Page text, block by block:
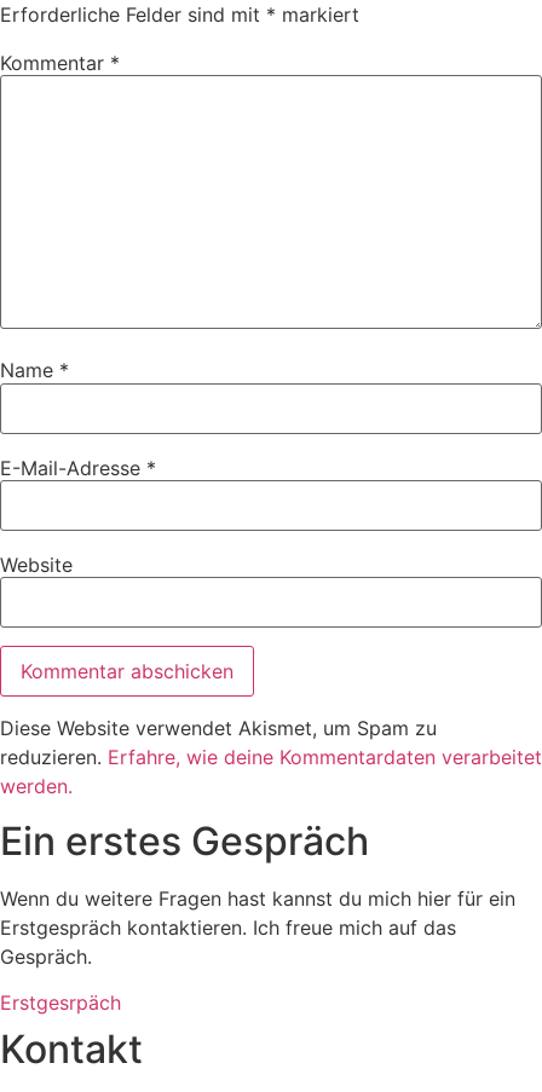
Erforderliche Felder sind mit * markiert
Kommentar *
Name *
E-Mail-Adresse *
Website
Diese Website verwendet Akismet, um Spam zu
reduzieren. Erfahre, wie deine Kommentardaten verarbeitet
werden.
Ein erstes Gespräch
Wenn du weitere Fragen hast kannst du mich hier für ein
Erstgespräch kontaktieren. Ich freue mich auf das
Gespräch.
Erstgesrpäch
Kontakt